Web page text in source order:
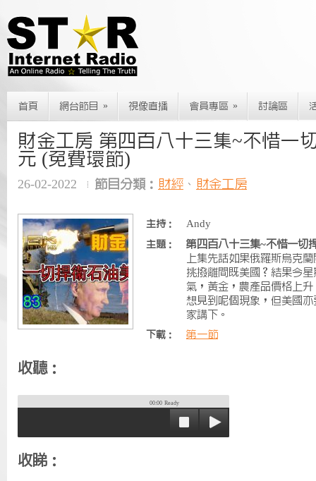
首頁 網台節目 » 視像直播 會員專區 » 討論區
財金工房 第四百八十三集~不惜一
元 (免費環節)
26-02-2022 節目分類： 財經 、 財金工房
主持： Andy
主題：
第四百八十三集~不惜一切
上集先話如果俄羅斯烏克
挑撥離間既美國？結果今
氣，黃金，農產品價格上
想見到呢個現象，但美國
家講下。
下載： 第一節
收聽：
00:00 Ready
收睇：